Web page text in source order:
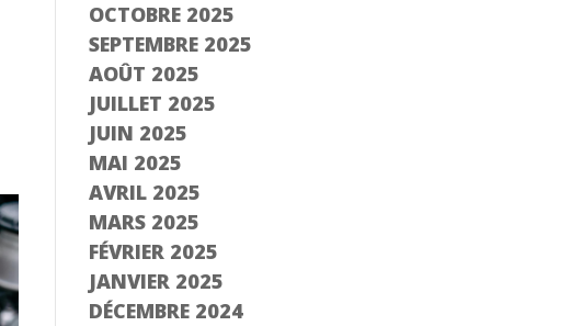
OCTOBRE 2025
SEPTEMBRE 2025
AOÛT 2025
JUILLET 2025
JUIN 2025
MAI 2025
AVRIL 2025
MARS 2025
FÉVRIER 2025
JANVIER 2025
DÉCEMBRE 2024